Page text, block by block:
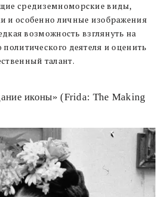
средиземноморские виды,
и особенно личные изображения
возможность взглянуть на
деятеля и оценить
талант.
иконы» (Frida: The Making